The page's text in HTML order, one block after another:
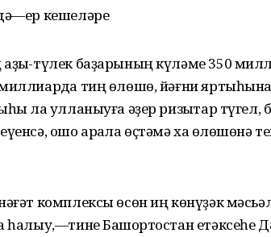
кешеләре
түлек баҙарының күләме 350
тиң өлөшө, йәғни
ла ҡулланыуға әҙер ризыҡтар
ошо арҡала өҫтәмә хаҡ өлөшөнә
комплексы өсөн иң көнүҙәк
һалыу,—тине Башҡортостан